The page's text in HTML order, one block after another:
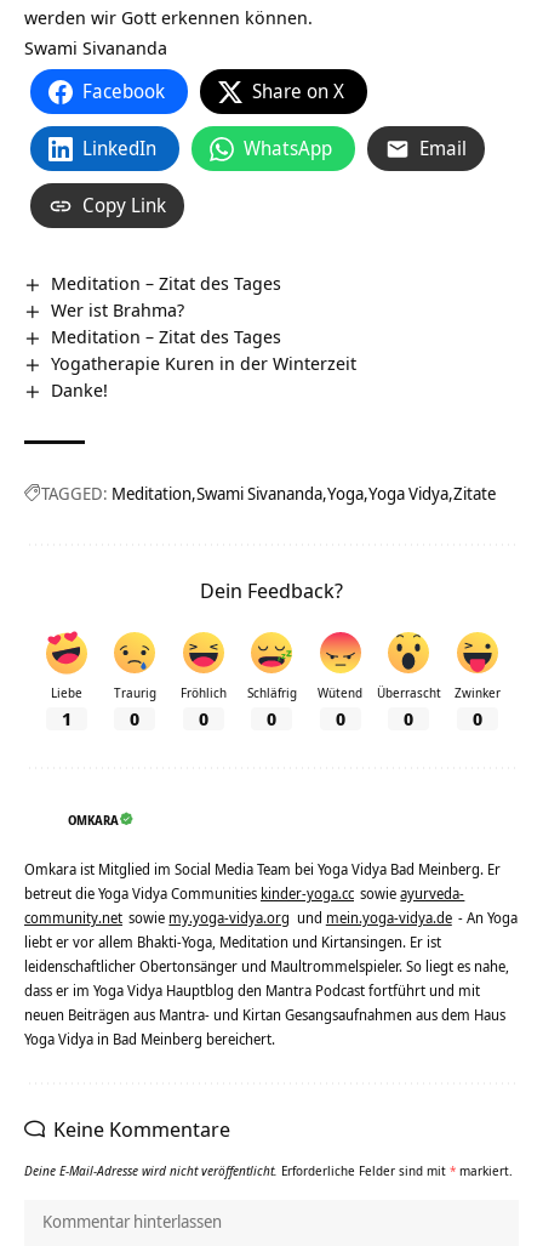
werden wir Gott erkennen können.
Swami Sivananda
Facebook Share on X
LinkedIn WhatsApp Email
Copy Link
Meditation – Zitat des Tages
Wer ist Brahma?
Meditation – Zitat des Tages
Yogatherapie Kuren in der Winterzeit
Danke!
TAGGED: Meditation Swami Sivananda Yoga Yoga Vidya Zitate
Dein Feedback?
Liebe
1
Traurig
0
Fröhlich
0
Schläfrig
0
Wütend
0
Überrascht
0
Zwinker
0
OMKARA
Omkara ist Mitglied im Social Media Team bei Yoga Vidya Bad Meinberg. Er
betreut die Yoga Vidya Communities kinder-yoga.cc sowieayurveda-
community.net sowie my.yoga-vidya.org und mein.yoga-vidya.de - An Yoga
liebt er vor allem Bhakti-Yoga, Meditation und Kirtansingen. Er ist
leidenschaftlicher Obertonsänger und Maultrommelspieler. So liegt es nahe,
dass er im Yoga Vidya Hauptblog den Mantra Podcast fortführt und mit
neuen Beiträgen aus Mantra- und Kirtan Gesangsaufnahmen aus dem Haus
Yoga Vidya in Bad Meinberg bereichert.
Keine Kommentare
Deine E-Mail-Adresse wird nicht veröffentlicht. Erforderliche Felder sind mit * markiert.